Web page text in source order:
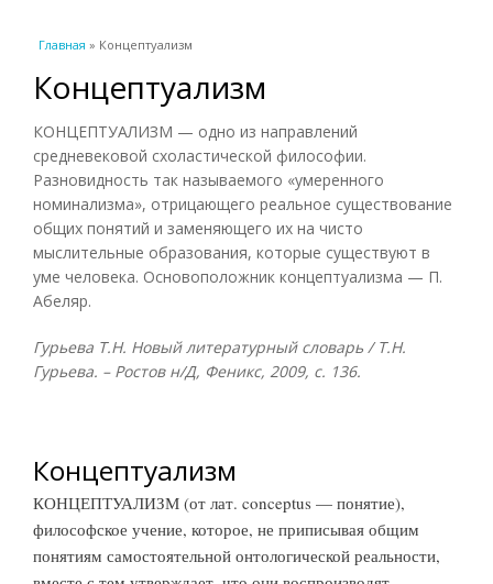
Вы здесь
Главная » Концептуализм
Концептуализм
КОНЦЕПТУАЛИЗМ — одно из направлений
средневековой схоластической философии.
Разновидность так называемого «умеренного
номинализма», отрицающего реальное существование
общих понятий и заменяющего их на чисто
мыслительные образования, которые существуют в
уме человека. Основоположник концептуализма — П.
Абеляр.
Гурьева Т.Н. Новый литературный словарь / Т.Н.
Гурьева. – Ростов н/Д, Феникс, 2009, с. 136.
Концептуализм
КОНЦЕПТУАЛИЗМ (от лат. conceptus — понятие),
философское учение, которое, не приписывая общим
понятиям самостоятельной онтологической реальности,